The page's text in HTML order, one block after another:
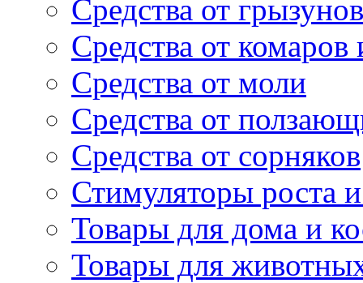
Средства от грызунов
Средства от
Средства от моли
Средства от
Средства от сорняков
Стимуляторы роста и
Товары для дома и
Товары для